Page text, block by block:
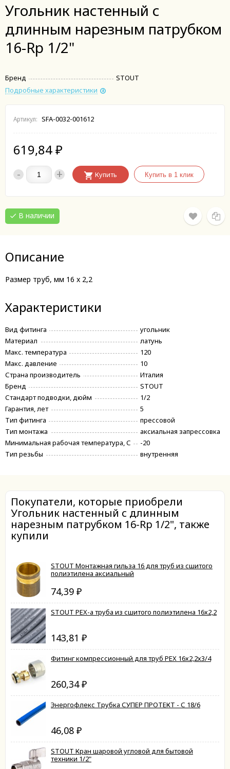
Угольник настенный с
длинным нарезным патрубком
16-Rp 1/2"
Бренд
STOUT
Подробные характеристики
Артикул: SFA-0032-001612
619,84 ₽
- + Купить
В наличии
Описание
Размер труб, мм 16 x 2,2
Характеристики
Вид фитинга
угольник
Материал
латунь
Макс. температура
120
Макс. давление
10
Страна производитель
Италия
Бренд
STOUT
Стандарт подводки, дюйм
1/2
Гарантия, лет
5
Тип фитинга
прессовой
Тип монтажа
аксиальная запрессовка
Минимальная рабочая температура, С
-20
Тип резьбы
внутренняя
Покупатели, которые приобрели
Угольник настенный с длинным
нарезным патрубком 16-Rp 1/2", также
купили
STOUT Монтажная гильза 16 для труб из сшитого
полиэтилена аксиальный
74,39 ₽
STOUT PEX-a труба из сшитого полиэтилена 16х2,2
143,81 ₽
Фитинг компрессионный для труб PEX 16х2,2х3/4
260,34 ₽
Энергофлекс Трубка СУПЕР ПРОТЕКТ - С 18/6
46,08 ₽
STOUT Кран шаровой угловой для бытовой
техники 1/2"